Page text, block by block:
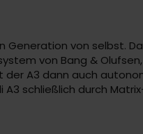
von selbst.
von Bang &
A3 dann auch
schließlich durch